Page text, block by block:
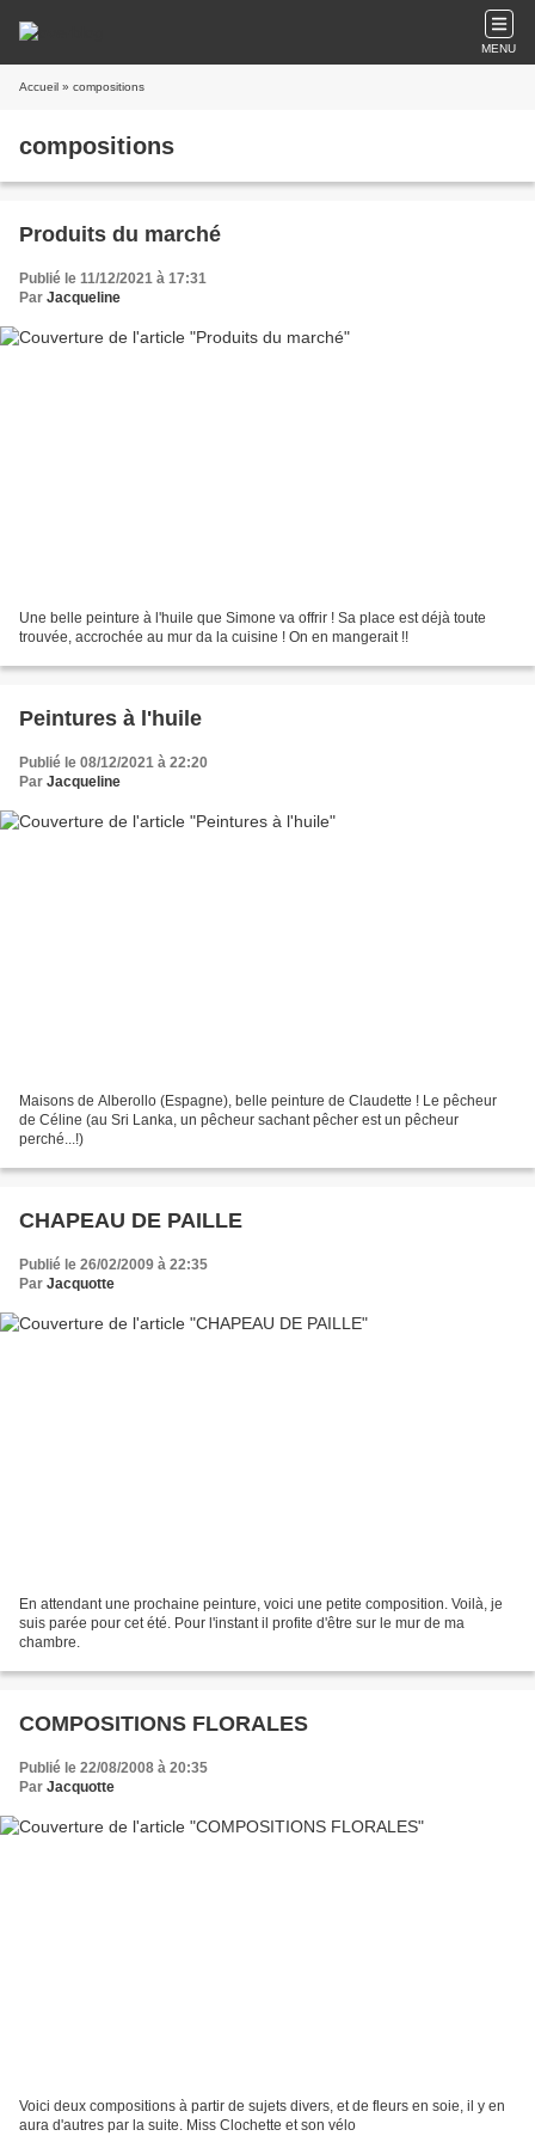
MENU
Accueil » compositions
compositions
Produits du marché
Publié le 11/12/2021 à 17:31
Par Jacqueline
Une belle peinture à l'huile que Simone va offrir ! Sa place est déjà toute
trouvée, accrochée au mur da la cuisine ! On en mangerait !!
Peintures à l'huile
Publié le 08/12/2021 à 22:20
Par Jacqueline
Maisons de Alberollo (Espagne), belle peinture de Claudette ! Le pêcheur
de Céline (au Sri Lanka, un pêcheur sachant pêcher est un pêcheur
perché...!)
CHAPEAU DE PAILLE
Publié le 26/02/2009 à 22:35
Par Jacquotte
En attendant une prochaine peinture, voici une petite composition. Voilà, je
suis parée pour cet été. Pour l'instant il profite d'être sur le mur de ma
chambre.
COMPOSITIONS FLORALES
Publié le 22/08/2008 à 20:35
Par Jacquotte
Voici deux compositions à partir de sujets divers, et de fleurs en soie, il y en
aura d'autres par la suite. Miss Clochette et son vélo